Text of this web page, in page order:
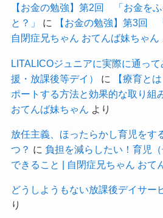
【お金の勉強】第2回 「お金を
と？」
に
【お金の勉強】第3回
自閉症兄ちゃん おてんば妹ちゃん
LITALICOジュニアに実際に通っ
援・放課後等デイ）
に
【療育と
ポートする方法と効果的な取り組
おてんば妹ちゃん
より
放任主義、ほったらかし育児をす
つ？ に 負担を減らしたい！育児
できること | 自閉症兄ちゃん おて
どうしようもない放課後デイサー
り